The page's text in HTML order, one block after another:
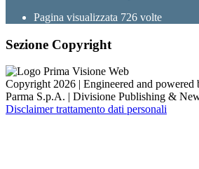
Pagina visualizzata 726 volte
Sezione Copyright
Copyright 2026 | Engineered and powered
Parma S.p.A. | Divisione Publishing &
Disclaimer trattamento dati personali